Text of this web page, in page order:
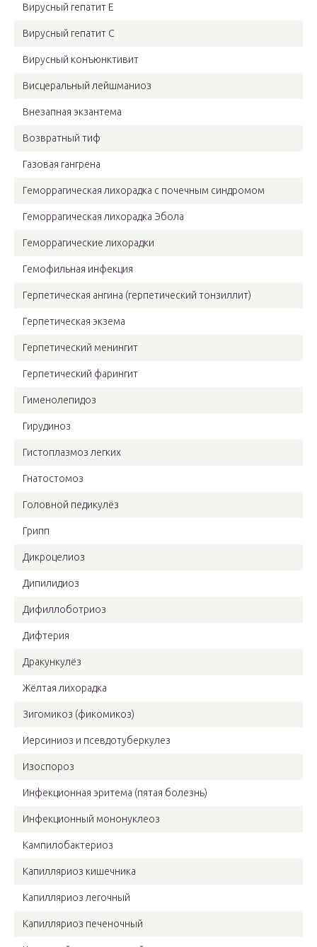
Вирусный гепатит Е
Вирусный гепатит С
Вирусный конъюнктивит
Висцеральный лейшманиоз
Внезапная экзантема
Возвратный тиф
Газовая гангрена
Геморрагическая лихорадка с почечным синдромом
Геморрагическая лихорадка Эбола
Геморрагические лихорадки
Гемофильная инфекция
Герпетическая ангина (герпетический тонзиллит)
Герпетическая экзема
Герпетический менингит
Герпетический фарингит
Гименолепидоз
Гирудиноз
Гистоплазмоз легких
Гнатостомоз
Головной педикулёз
Грипп
Дикроцелиоз
Дипилидиоз
Дифиллоботриоз
Дифтерия
Дракункулёз
Жёлтая лихорадка
Зигомикоз (фикомикоз)
Иерсиниоз и псевдотуберкулез
Изоспороз
Инфекционная эритема (пятая болезнь)
Инфекционный мононуклеоз
Кампилобактериоз
Капилляриоз кишечника
Капилляриоз легочный
Капилляриоз печеночный